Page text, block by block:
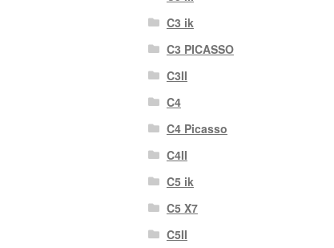
C3 ik
C3 PICASSO
C3II
C4
C4 Picasso
C4II
C5 ik
C5 X7
C5II